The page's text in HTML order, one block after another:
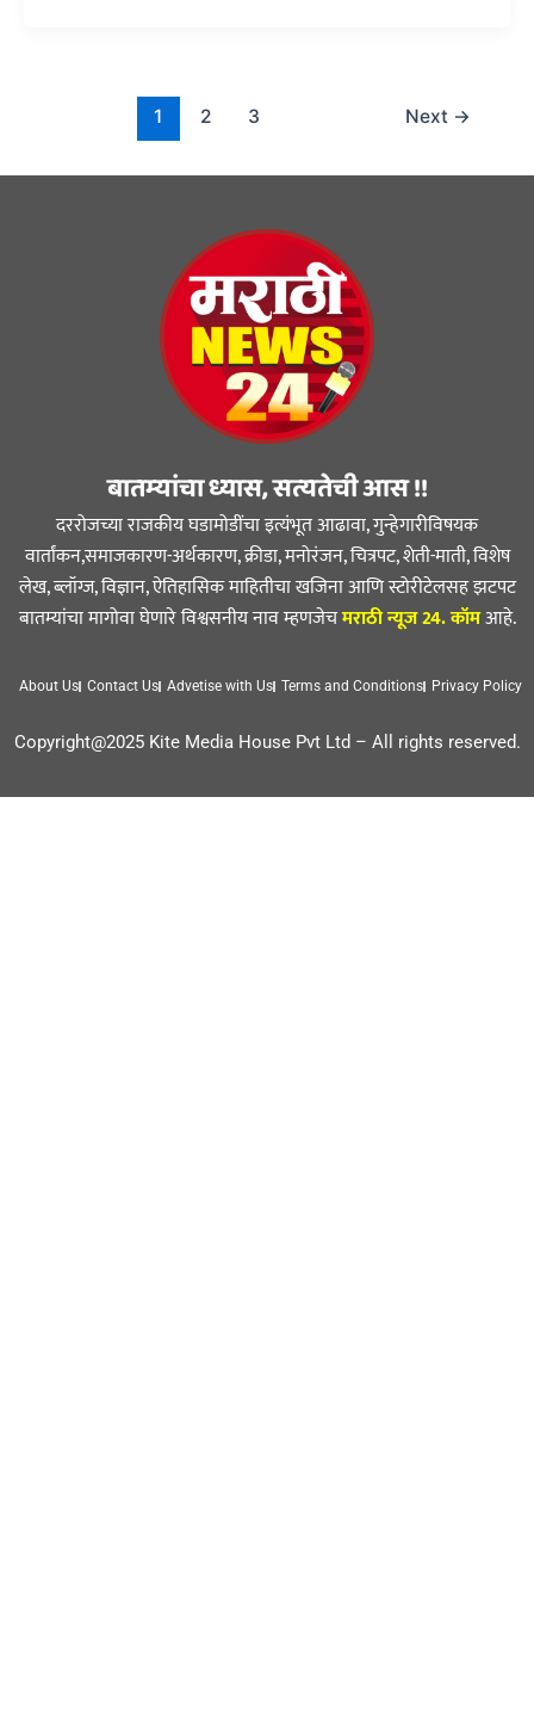
1 2 3 Next →
बातम्यांचा ध्यास, सत्यतेची आस !!
दररोजच्या राजकीय घडामोडींचा इत्यंभूत आढावा, गुन्हेगारीविषयक
वार्तांकन,समाजकारण-अर्थकारण, क्रीडा, मनोरंजन, चित्रपट, शेती-माती, विशेष
लेख, ब्लॉग्ज, विज्ञान, ऐतिहासिक माहितीचा खजिना आणि स्टोरीटेलसह झटपट
बातम्यांचा मागोवा घेणारे विश्वसनीय नाव म्हणजेचमराठी न्यूज 24. कॉमआहे.
About Us Contact Us Advetise with Us Terms and Conditions Privacy Policy
Copyright@2025 Kite Media House Pvt Ltd – All rights reserved.